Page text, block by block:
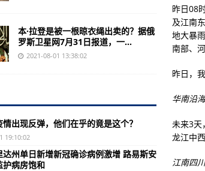
没拿牌也是苏神！苏炳添决赛第6名，创造历史！
江苏：暂时关闭55个高速公路收费站出口或入口！
西安召开疫情防控工作调度会议：全面落实常态化疫情
病例激增！佛罗里达州成为美国疫情“震中” 护士：仿佛
新漫评：疫情出现反弹，他们在乎的竟是这个？
昨日08
及江南
地大暴
南部、
昨日，
华南沿
未来3天
龙江中
江南四
本·拉登是被一根晾衣绳出卖的？据俄
罗斯卫星网7月31日报道，一...
2021-08-01 13:38:02
出现反弹，他们在乎的竟是这个？
19:10:02
达州单日新增新冠确诊病例激增 路易斯安
护病房饱和